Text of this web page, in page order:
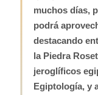
muchos días,
podrá
destacando
la Piedra
jeroglíficos
Egiptología, y